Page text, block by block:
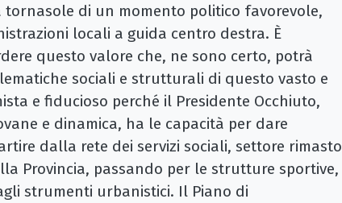
tornasole di un momento politico favorevole,
locali a guida centro destra. È
questo valore che, ne sono certo, potrà
sociali e strutturali di questo vasto e
e fiducioso perché il Presidente Occhiuto,
e dinamica, ha le capacità per dare
dalla rete dei servizi sociali, settore rimasto
Provincia, passando per le strutture sportive,
strumenti urbanistici. Il Piano di